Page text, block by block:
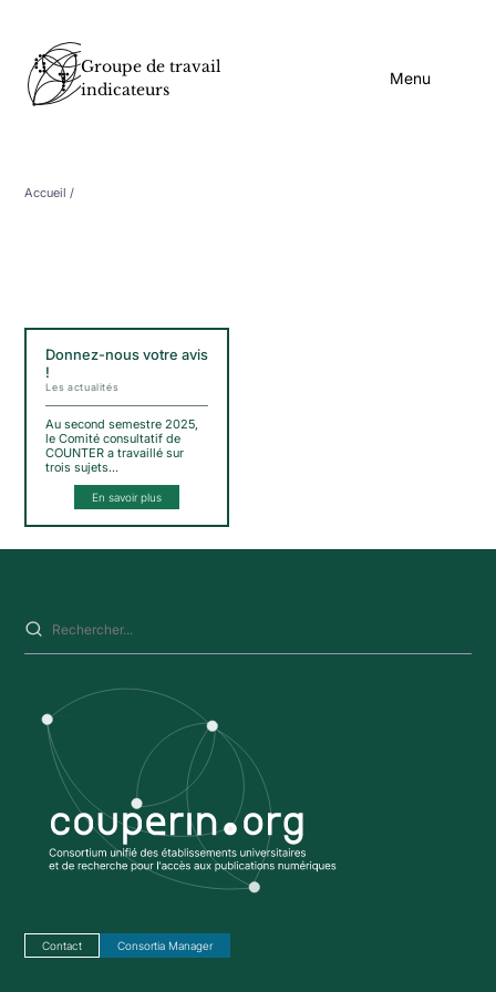
Groupe de travail
indicateurs
Menu
Accueil /
Donnez-nous votre avis
!
Les actualités
Au second semestre 2025,
le Comité consultatif de
COUNTER a travaillé sur
trois sujets…
En savoir plus
Contact Consortia Manager